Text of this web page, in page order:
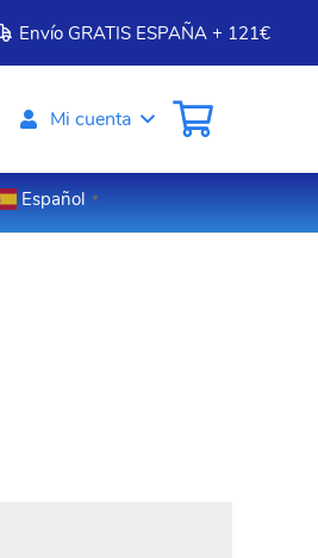
Envío GRATIS ESPAÑA + 121€
Mi cuenta
Español ▼